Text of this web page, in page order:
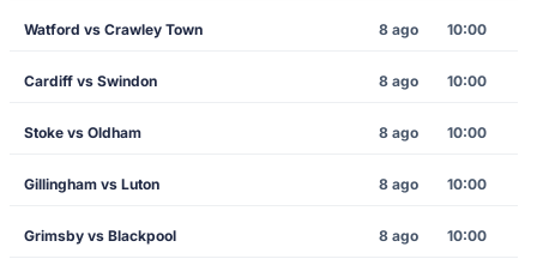
Watford vs Crawley Town 8 ago 10:00
Cardiff vs Swindon 8 ago 10:00
Stoke vs Oldham 8 ago 10:00
Gillingham vs Luton 8 ago 10:00
Grimsby vs Blackpool 8 ago 10:00